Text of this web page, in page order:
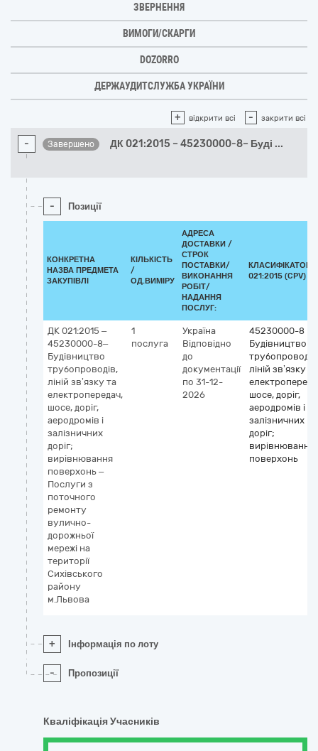
ЗВЕРНЕННЯ
ВИМОГИ/СКАРГИ
DOZORRO
ДЕРЖАУДИТСЛУЖБА УКРАЇНИ
+ відкрити всі - закрити всі
- Завершено ДК 021:2015 – 45230000-8– Буді ...
- Позиції
КОНКРЕТНА
НАЗВА ПРЕДМЕТА
ЗАКУПІВЛІ
КІЛЬКІСТЬ
/
ОД.ВИМІРУ
АДРЕСА
ДОСТАВКИ /
СТРОК
ПОСТАВКИ/
ВИКОНАННЯ
РОБІТ/
НАДАННЯ
ПОСЛУГ:
КЛАСИФІКАТОР
021:2015 (CPV)
ДК 021:2015 –
45230000-8–
Будівництво
трубопроводів,
ліній зв’язку та
електропередач,
шосе, доріг,
аеродромів і
залізничних
доріг;
вирівнювання
поверхонь –
Послуги з
поточного
ремонту
вулично-
дорожньої
мережі на
території
Сихівського
району
м.Львова
1
послуга
Україна
Відповідно
до
документації
по 31-12-
2026
45230000-8
Будівництво
ліній зв’язку та
шосе, доріг,
аеродромів і
залізничних
доріг;
вирівнювання
поверхонь
+ Інформація по лоту
- Пропозиції
Кваліфікація Учасників